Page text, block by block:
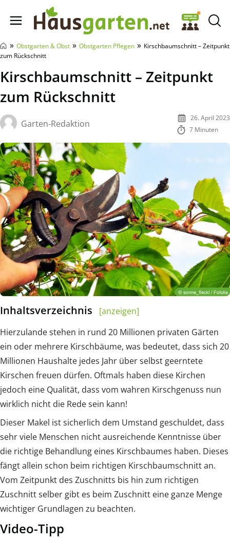
Hausgarten.net
» Obstgarten & Obst » Obstgarten Pflegen » Kirschbaumschnitt – Zeitpunkt
zum Rückschnitt
Kirschbaumschnitt – Zeitpunkt
zum Rückschnitt
Garten-Redaktion
26. April 2023
7 Minuten
Inhaltsverzeichnis
[anzeigen]
Hierzulande stehen in rund 20 Millionen privaten Gärten
ein oder mehrere Kirschbäume, was bedeutet, dass sich 20
Millionen Haushalte jedes Jahr über selbst geerntete
Kirschen freuen dürfen. Oftmals haben diese Kirchen
jedoch eine Qualität, dass vom wahren Kirschgenuss nun
wirklich nicht die Rede sein kann!
Dieser Makel ist sicherlich dem Umstand geschuldet, dass
sehr viele Menschen nicht ausreichende Kenntnisse über
die richtige Behandlung eines Kirschbaumes haben. Dieses
fängt allein schon beim richtigen Kirschbaumschnitt an.
Vom Zeitpunkt des Zuschnitts bis hin zum richtigen
Zuschnitt selber gibt es beim Zuschnitt eine ganze Menge
wichtiger Grundlagen zu beachten.
Video-Tipp